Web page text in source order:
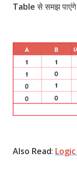
Tableसे समझ पाएंगे
Also Read: